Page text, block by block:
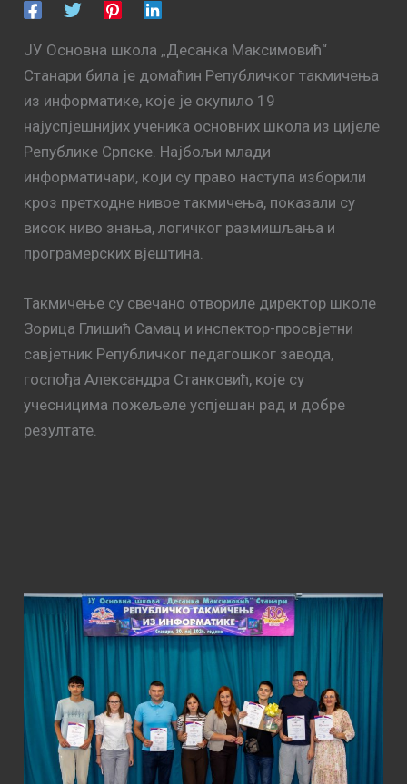
ЈУ Основна школа „Десанка Максимовић“
Станари била је домаћин Републичког такмичења
из информатике, које је окупило 19
најуспјешнијих ученика основних школа из цијеле
Републике Српске. Најбољи млади
информатичари, који су право наступа изборили
кроз претходне нивое такмичења, показали су
висок ниво знања, логичког размишљања и
програмерских вјештина.
Такмичење су свечано отвориле директор школе
Зорица Глишић Самац и инспектор-просвјетни
савјетник Републичког педагошког завода,
госпођа Александра Станковић, које су
учесницима пожељеле успјешан рад и добре
резултате.